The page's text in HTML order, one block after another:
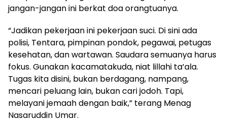
jangan-jangan ini berkat doa orangtuanya.
“Jadikan pekerjaan ini pekerjaan suci. Di sini ada
polisi, Tentara, pimpinan pondok, pegawai, petugas
kesehatan, dan wartawan. Saudara semuanya harus
fokus. Gunakan kacamatakuda, niat lillahi ta’ala.
Tugas kita disini, bukan berdagang, nampang,
mencari peluang lain, bukan cari jodoh. Tapi,
melayani jemaah dengan baik,” terang Menag
Nasaruddin Umar.